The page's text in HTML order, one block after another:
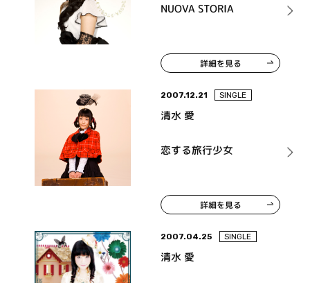
NUOVA STORIA
詳細を見る
2007.12.21 SINGLE
清水 愛
恋する旅行少女
詳細を見る
2007.04.25 SINGLE
清水 愛